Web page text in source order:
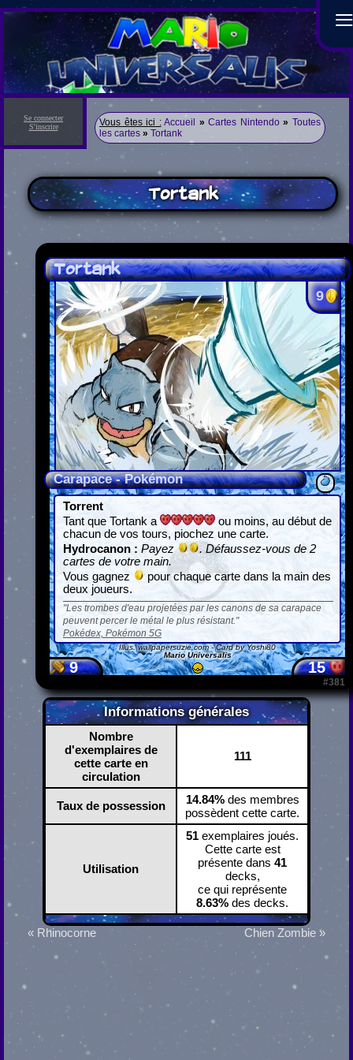
≡
Se connecter
S'inscrire
Vous êtes ici : Accueil » Cartes Nintendo » Toutes
les cartes » Tortank
Tortank
#381
Tortank
9
Carapace - Pokémon
Torrent
Tant que Tortank a
ou moins, au début de
chacun de vos tours, piochez une carte.
Hydrocanon : Payez
. Défaussez-vous de 2
cartes de votre main.
Vous gagnez
pour chaque carte dans la main des
deux joueurs.
Les trombes d'eau projetées par les canons de sa carapace
peuvent percer le métal le plus résistant.
Pokédex, Pokémon 5G
9
Illus.wallpapersuzie.com- Card by Yoshi80
Mario Universalis
15
Informations générales
Nombre
d'exemplaires de
cette carte en
circulation
111
Taux de possession 14.84%des membres
possèdent cette carte.
Utilisation
51 exemplaires joués.
Cette carte est
présente dans 41
decks,
ce qui représente
8.63% des decks.
« Rhinocorne Chien Zombie »